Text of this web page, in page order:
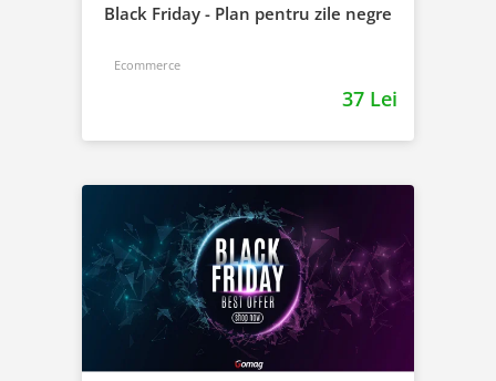
Black Friday - Plan pentru zile negre
Ecommerce
37 Lei